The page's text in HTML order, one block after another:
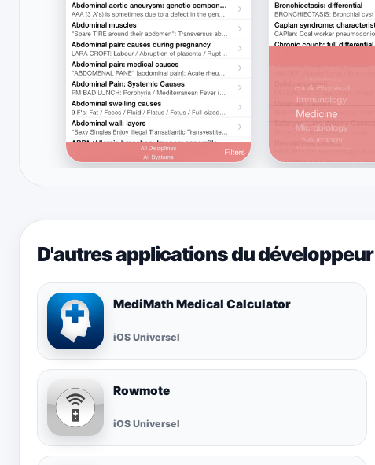
D'autres applications du développeur
MediMath Medical Calculator
iOS Universel
Rowmote
iOS Universel